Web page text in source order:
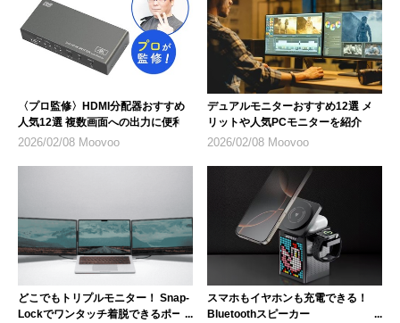
〈プロ監修〉HDMI分配器おすすめ
人気12選 複数画面への出力に便利
2026/02/08 Moovoo
デュアルモニターおすすめ12選 メ
リットや人気PCモニターを紹介
2026/02/08 Moovoo
どこでもトリプルモニター！ Snap-
Lockでワンタッチ着脱できるポー
スマホもイヤホンも充電できる！
Bluetoothスピーカー